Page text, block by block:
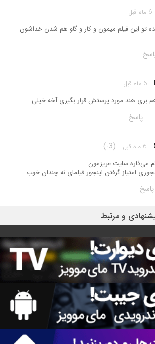
6 ماه قبل
تو این فیلم میمون و کار و گاو هم شدن خداشون
6 ماه قبل
بری هند مورد پرستش قرار بگیری آخه خیلی
پاسخ
6 ماه قبل (-3)
می‌ذاره سایت عریزمون
امتیاز گرفتن اینجور فیلمای نه چندان خوب
پاسخ
و مرتبط